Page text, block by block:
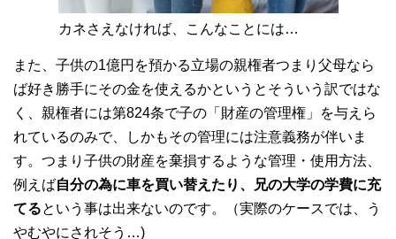
カネさえなければ、こんなことには…
また、子供の1億円を預かる立場の親権者つまり父母なら
ば好き勝手にその金を使えるかというとそういう訳ではな
く、親権者には第824条で子の「財産の管理権」を与えら
れているのみで、しかもその管理には注意義務が伴いま
す。つまり子供の財産を棄損するような管理・使用方法、
例えば自分の為に車を買い替えたり、兄の大学の学費に充
てるという事は出来ないのです。（実際のケースでは、う
やむやにされそう…)